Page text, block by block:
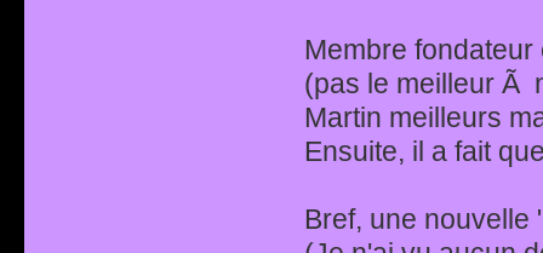
Membre
(pas le meilleur Ã
Martin meilleurs
Ensuite, il a fait
Bref, une nouvelle